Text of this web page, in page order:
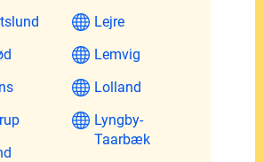
Lejre
Lemvig
Lolland
Lyngby-
Taarbæk